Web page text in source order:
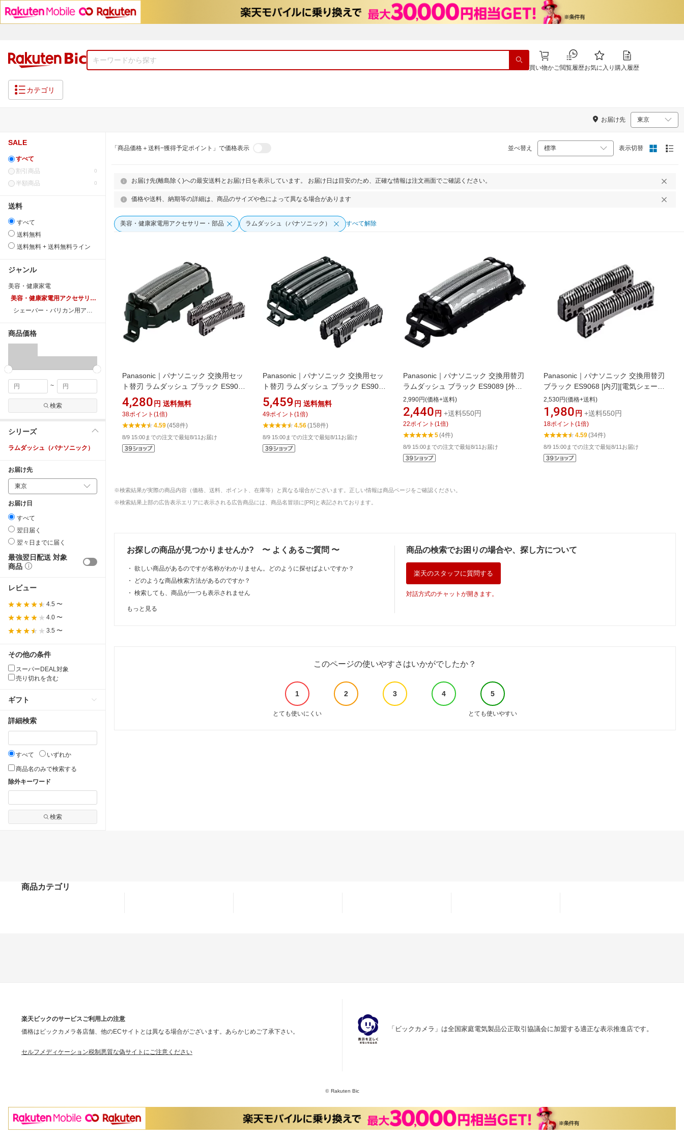
買い物かご閲覧履歴お気に入り 購入履歴
カテゴリ
お届け先
SALE
すべて
0
割引商品
0
半額商品
送料
すべて
送料無料
送料無料 + 送料無料ライン
ジャンル
美容・健康家電
美容・健康家電用アクセサリー・部品
商品価格
~
検索
シリーズ
ラムダッシュ（パナソニック）
お届け先
お届け日
すべて
翌日届く
翌々日までに届く
最強翌日配送 対象
商品
レビュー
4.5 〜
4.0 〜
3.5 〜
その他の条件
スーパーDEAL対象
売り切れを含む
ギフト
詳細検索
すべて
いずれか
商品名のみで検索する
除外キーワード
検索
「商品価格＋送料−獲得予定ポイント」で価格表示 並べ替え 表示切替
お届け先(離島除く)への最安送料とお届け日を表示しています。 お届け日は目安のため、正確な情報は注文画面でご確認ください。
価格や送料、納期等の詳細は、商品のサイズや色によって異なる場合があります
美容・健康家電用アクセサリー・部品 ラムダッシュ（パナソニック） すべて解除
Panasonic｜パナソニック 交換用セッ
ト替刃 ラムダッシュ ブラック ES9013
[外刃+内刃セット][電気シェーバー 替
刃 交換 ラムダッシュ ES9013]
4,280 円 送料無料
38ポイント (1 倍)
4.59(458件)
8/9 15:00までの注文で最短8/11お届け
Panasonic｜パナソニック 交換用セッ
ト替刃 ラムダッシュ ブラック ES9032
[外刃+内刃セット][電気シェーバー 替
刃 交換 ラムダッシュ ES9032]
5,459 円 送料無料
49ポイント (1 倍)
4.56(158件)
8/9 15:00までの注文で最短8/11お届け
Panasonic｜パナソニック 交換用替刃
ラムダッシュ ブラック ES9089 [外刃]
[電気シェーバー 替刃 交換 ラムダッシ
ュ ES9089]
2,990円(価格+送料)
2,440 円 +送料550円
22ポイント (1 倍)
5(4件)
8/9 15:00までの注文で最短8/11お届け
Panasonic｜パナソニック 交換用替刃
ブラック ES9068 [内刃][電気シェーバ
ー 替刃 交換 ラムダッシュ ES9068]
2,530円(価格+送料)
1,980 円 +送料550円
18ポイント (1 倍)
4.59(34件)
8/9 15:00までの注文で最短8/11お届け
※検索結果が実際の商品内容（価格、送料、ポイント、在庫等）と異なる場合がございます。正しい情報は商品ページをご確認ください。
※検索結果上部の広告表示エリアに表示される広告商品には、商品名冒頭に[PR]と表記されております。
お探しの商品が見つかりませんか? 〜 よくあるご質問 〜
・ 欲しい商品があるのですが名称がわかりません。どのように探せばよいですか？
・
どのような商品検索方法があるのですか？
・ 検索しても、商品が一つも表示されません
もっと見る
商品の検索でお困りの場合や、探し方について
楽天のスタッフに質問する
対話方式のチャットが開きます。
このページの使いやすさはいかがでしたか？
1 2 3 4 5
とても使いにくい とても使いやすい
商品カテゴリ
楽天ビックのサービスご利用上の注意
価格はビックカメラ各店舗、他のECサイトとは異なる場合がございます。あらかじめご了承下さい。
セルフメディケーション税制悪質な偽サイトにご注意ください
「ビックカメラ」は全国家庭電気製品公正取引協議会に加盟する適正な表示推進店です。
©Rakuten Bic